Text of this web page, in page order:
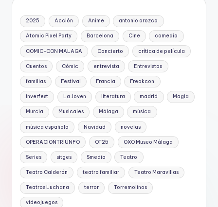
2025 Acción Anime antonio orozco
Atomic Pixel Party Barcelona Cine comedia
COMIC-CON MALAGA Concierto crítica de película
Cuentos Cómic entrevista Entrevistas
familias Festival Francia Freakcon
inverfest La Joven literatura madrid Magia
Murcia Musicales Málaga música
música española Navidad novelas
OPERACIONTRIUNFO OT25 OXO Museo Málaga
Series sitges Smedia Teatro
Teatro Calderón teatro familiar Teatro Maravillas
Teatros Luchana terror Torremolinos
videojuegos